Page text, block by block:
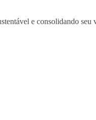
e consolidando